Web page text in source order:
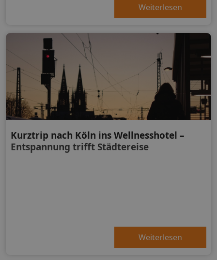
Weiterlesen
Kurztrip nach Köln ins Wellnesshotel –
Entspannung trifft Städtereise
Weiterlesen